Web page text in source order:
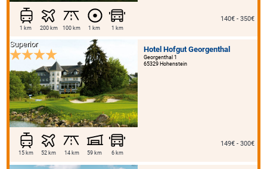
1 km 200 km 100 km 1 km 1 km
140€ - 350€
Hotel Hofgut Georgenthal
Georgenthal 1
65329 Hohenstein
Superior
15 km 52 km 14 km 59 km 6 km
149€ - 300€